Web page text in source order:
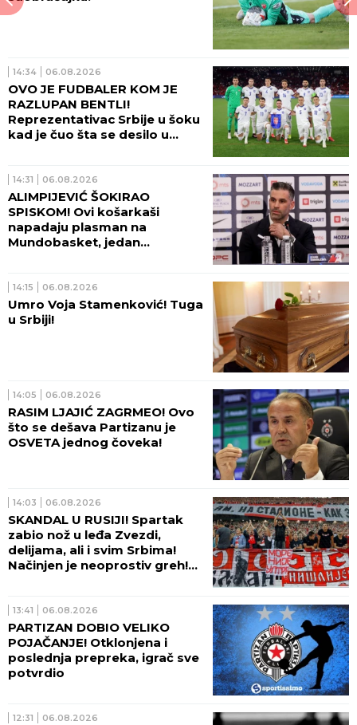
14:34 06.08.2026
OVO JE FUDBALER KOM JE
RAZLUPAN BENTLI!
Reprezentativac Srbije u šoku
kad je čuo šta se desilo u
14:31 06.08.2026
ALIMPIJEVIĆ ŠOKIRAO
SPISKOM! Ovi košarkaši
napadaju plasman na
Mundobasket, jedan
14:15 06.08.2026
Umro Voja Stamenković! Tuga
u Srbiji!
14:05 06.08.2026
RASIM LJAJIĆ ZAGRMEO! Ovo
što se dešava Partizanu je
OSVETA jednog čoveka!
14:03 06.08.2026
SKANDAL U RUSIJI! Spartak
zabio nož u leđa Zvezdi,
delijama, ali i svim Srbima!
Načinjen je neoprostiv greh!
13:41 06.08.2026
PARTIZAN DOBIO VELIKO
POJAČANJE! Otklonjena i
poslednja prepreka, igrač sve
potvrdio
12:31 06.08.2026